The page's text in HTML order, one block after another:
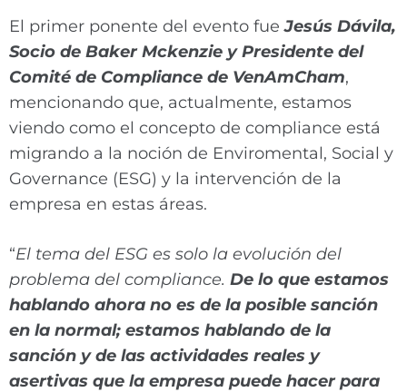
El primer ponente del evento fueJesús Dávila,
Socio de Baker Mckenzie y Presidente del
Comité de Compliance de VenAmCham,
mencionando que, actualmente, estamos
viendo como el concepto de compliance está
migrando a la noción de Enviromental, Social y
Governance (ESG) y la intervención de la
empresa en estas áreas.
“El tema del ESG es solo la evolución del
problema del compliance. De lo que estamos
hablando ahora no es de la posible sanción
en la normal; estamos hablando de la
sanción y de las actividades reales y
asertivas que la empresa puede hacer para